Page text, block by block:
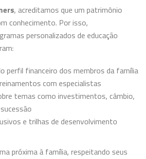
, acreditamos que um patrimônio
conhecimento. Por isso,
personalizados de educação
perfil financeiro dos membros da família
com especialistas
temas como investimentos, câmbio,
e trilhas de desenvolvimento
próxima à família, respeitando seus